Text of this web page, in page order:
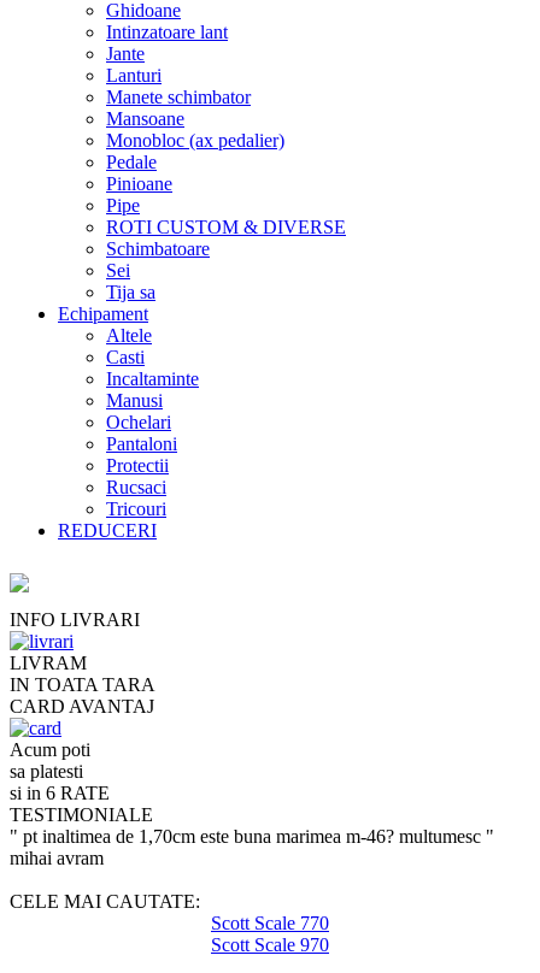
Ghidoane
Intinzatoare lant
Jante
Lanturi
Manete schimbator
Mansoane
Monobloc (ax pedalier)
Pedale
Pinioane
Pipe
ROTI CUSTOM & DIVERSE
Schimbatoare
Sei
Tija sa
Echipament
Altele
Casti
Incaltaminte
Manusi
Ochelari
Pantaloni
Protectii
Rucsaci
Tricouri
REDUCERI
INFO LIVRARI
LIVRAM
IN TOATA TARA
CARD AVANTAJ
Acum poti
sa platesti
si in 6 RATE
TESTIMONIALE
" pt inaltimea de 1,70cm este buna marimea m-46? multumesc "
mihai avram
CELE MAI CAUTATE:
Scott Scale 770
Scott Scale 970